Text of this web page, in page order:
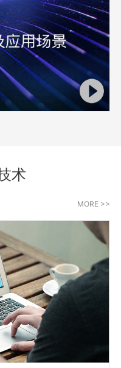
术
MORE >>